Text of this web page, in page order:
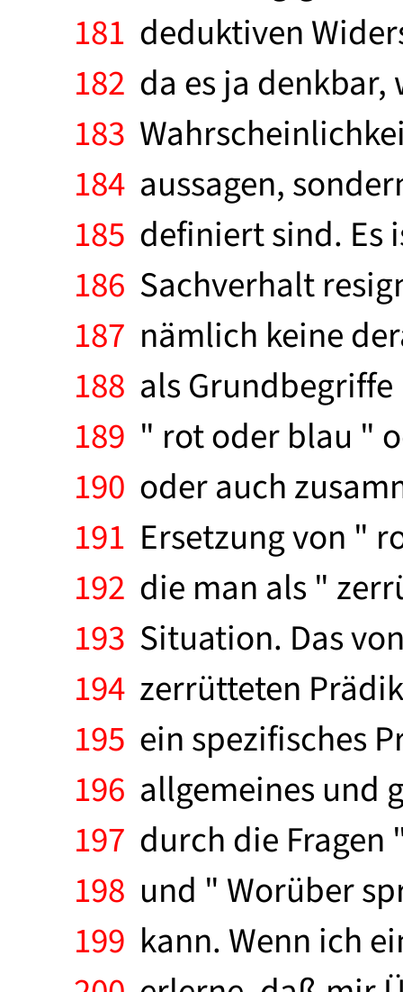
181 deduktiven
182 da es ja
183
184 aussagen,
185 definiert sind. Es
186 Sachverhalt
187 nämlich keine
188 als
189 " rot oder blau "
190 oder auch
191 Ersetzung von "
192 die man als "
193 Situation. Das
194 zerrütteten
195 ein spezifisches
196 allgemeines und
197 durch die Fragen
198 und " Worüber
199 kann. Wenn ich